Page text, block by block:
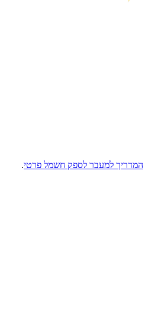
המדריך למעבר לספק חשמל פרטי.